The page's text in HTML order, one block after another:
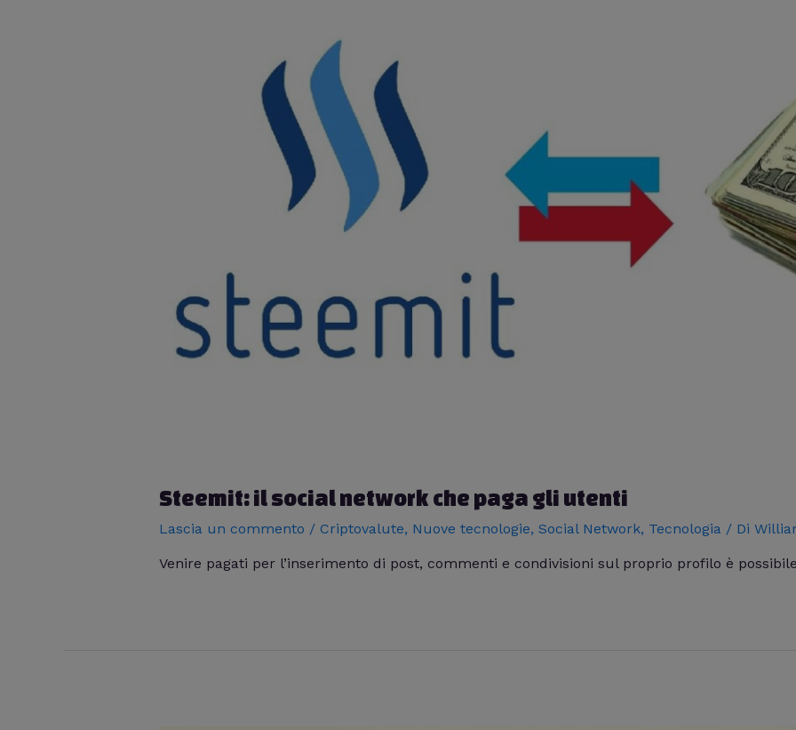
Steemit: il social network che paga gli utenti
Lascia un commento / Criptovalute, Nuove tecnologie, Social Network, Tecnologia / Di
Venire pagati per l’inserimento di post, commenti e condivisioni sul proprio profilo è possibile